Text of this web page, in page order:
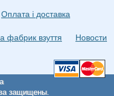
Оплата і доставка
фабрик взуття Новости
защищены.